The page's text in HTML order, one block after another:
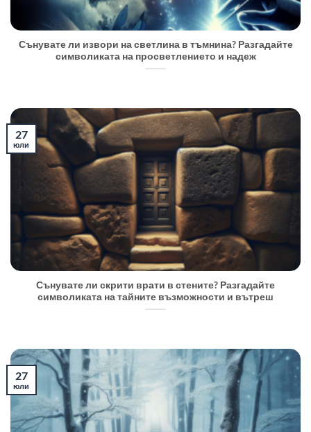
Сънувате ли извори на светлина в тъмнина? Разгадайте
символиката на просветлението и надеж
Сънувате ли скрити врати в стените? Разгадайте
символиката на тайните възможности и вътреш
27
юли
27
юли